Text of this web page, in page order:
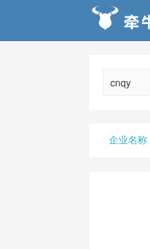
企业名称